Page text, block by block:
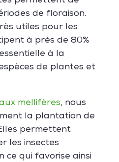
de floraison.
utiles pour les
à près de 80%
à la
de plantes et
mellifères, nous
la plantation de
permettent
les insectes
ce qui favorise ainsi